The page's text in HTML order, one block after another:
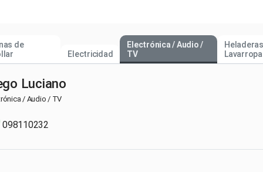
de
Electricidad
Electrónica / Audio /
TV
Luciano
/ Audio / TV
098110232